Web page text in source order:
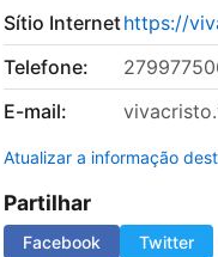
Sítio Internethttps://
Telefone:
E-mail:
Atualizar a informação
Partilhar
Facebook Twitter